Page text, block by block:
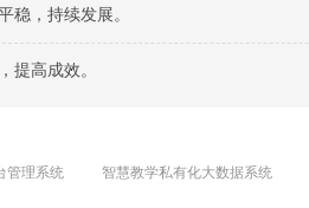
稳，持续发展。
提高成效。
管理系统 智慧教学私有化大数据系统